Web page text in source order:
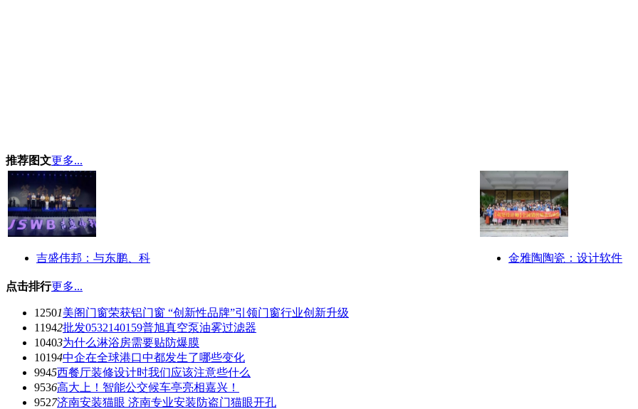
推荐图文更多...
吉盛伟邦：与东鹏、科 金雅陶陶瓷：设计软件
点击排行更多...
12501美阁门窗荣获铝门窗 “创新性品牌”引领门窗行业创新升级
11942批发0532140159普旭真空泵油雾过滤器
10403为什么淋浴房需要贴防爆膜
10194中企在全球港口中都发生了哪些变化
9945西餐厅装修设计时我们应该注意些什么
9536高大上！智能公交候车亭亮相嘉兴！
9527济南安装猫眼 济南专业安装防盗门猫眼开孔